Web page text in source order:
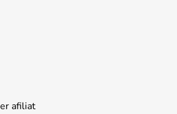
afiliat